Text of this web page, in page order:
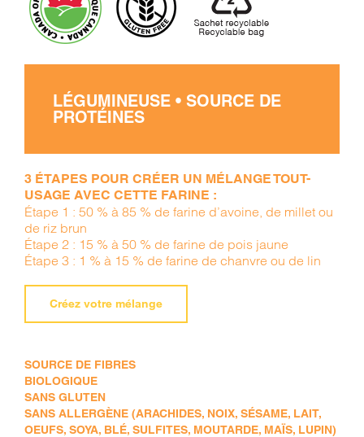
LÉGUMINEUSE • SOURCE DE
PROTÉINES
3 ÉTAPES POUR CRÉER UN MÉLANGE TOUT-
USAGE AVEC CETTE FARINE :
Étape 1 : 50 % à 85 % de farine d’avoine, de millet ou
de riz brun
Étape 2 : 15 % à 50 % de farine de pois jaune
Étape 3 : 1 % à 15 % de farine de chanvre ou de lin
Créez votre mélange
SOURCE DE FIBRES
BIOLOGIQUE
SANS GLUTEN
SANS ALLERGÈNE (ARACHIDES, NOIX, SÉSAME, LAIT,
OEUFS, SOYA, BLÉ, SULFITES, MOUTARDE, MAÏS, LUPIN)